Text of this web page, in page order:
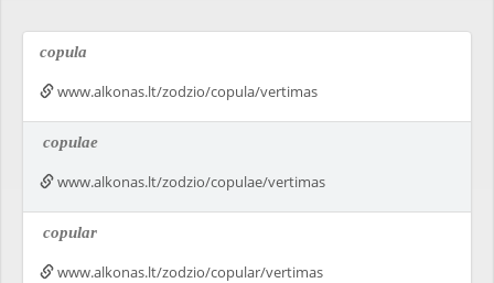
copula
www.alkonas.lt/zodzio/copula/vertimas
copulae
www.alkonas.lt/zodzio/copulae/vertimas
copular
www.alkonas.lt/zodzio/copular/vertimas